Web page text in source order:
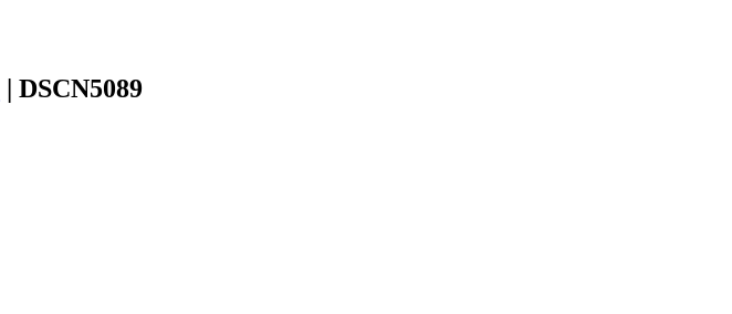
| DSCN5089